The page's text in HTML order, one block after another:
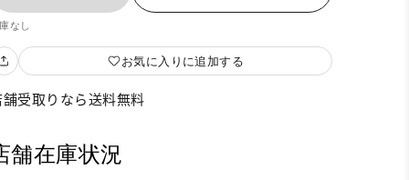
なし
お気に入りに追加する
舗受取りなら送料無料
舗在庫状況